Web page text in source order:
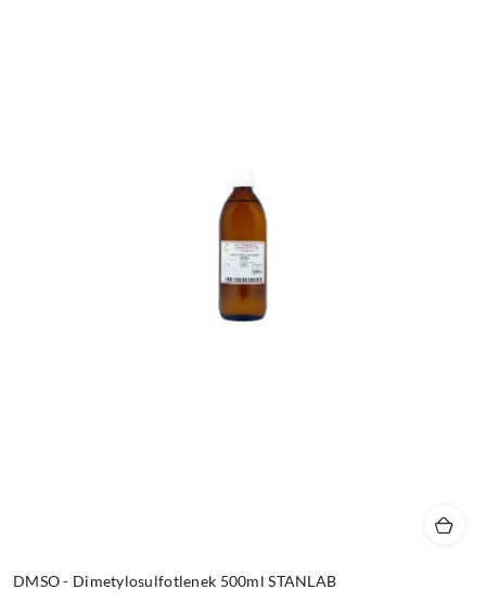
DMSO - Dimetylosulfotlenek 500ml STANLAB